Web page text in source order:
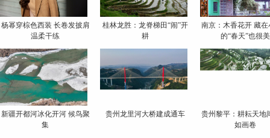
杨幂穿棕色西装 长卷发披肩
温柔干练
桂林龙胜：龙脊梯田“闹”开
耕
南京：木香花开 藏在
的“春天”也很美
新疆开都河冰化开河 候鸟聚
集
贵州龙里河大桥建成通车
贵州黎平：耕耘天地
如画卷